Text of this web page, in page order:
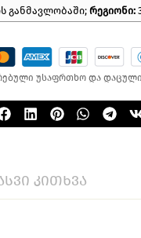
განმავლობაში; რეგიონი:
უსაფრთხო და
კითხვა